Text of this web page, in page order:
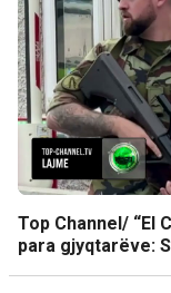
Top Channel/ “El
para gjyqtarëve: